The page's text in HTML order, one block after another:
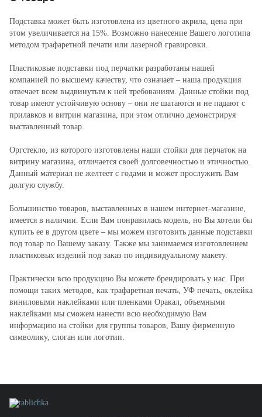
Подставка может быть изготовлена из цветного акрила, цена при
этом увеличивается на 15%. Возможно нанесение Вашего логотипа
методом трафаретной печати или лазерной гравировки.
Пластиковые подставки под перчатки разработаны нашей
компанией по высшему качеству, что означает – наша продукция
отвечает всем выдвинутым к ней требованиям. Данные стойки под
товар имеют устойчивую основу – они не шатаются и не падают с
прилавков и витрин магазина, при этом отлично демонстрируя
выставленный товар.
Оргстекло, из которого изготовлены наши стойки для перчаток на
витрину магазина, отличается своей долговечностью и этичностью.
Данный материал не желтеет с годами и может прослужить Вам
долгую службу.
Большинство товаров, выставленных в нашем интернет-магазине,
имеется в наличии. Если Вам понравилась модель, но Вы хотели бы
купить ее в другом цвете – мы можем изготовить данные подставки
под товар по Вашему заказу. Также мы занимаемся изготовлением
пластиковых изделий под заказ по индивидуальному макету.
Практически всю продукцию Вы можете брендировать у нас. При
помощи таких методов, как трафаретная печать, УФ печать, оклейка
виниловыми наклейками или пленками Оракал, объемными
наклейками мы сможем нанести всю необходимую Вам
информацию на стойки для группы товаров, Вашу фирменную
символику, слоган или логотип.